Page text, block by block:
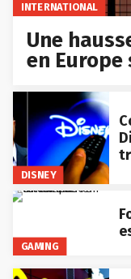
INTERNATIONAL
Une
en
DISNEY
GAMING